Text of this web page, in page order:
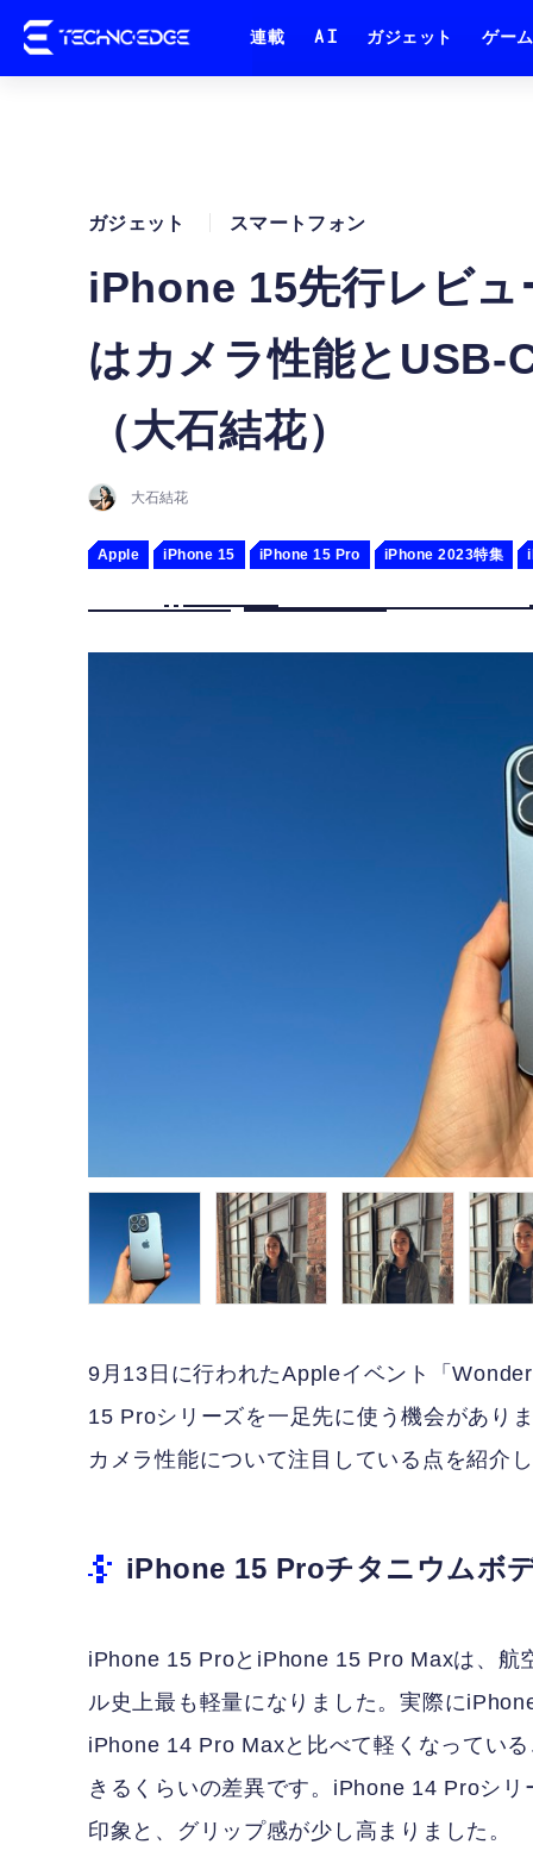
連載 AI ガジェット ゲーム
iPhone 15先行レビ
はカメラ性能とUSB-
（大石結花）
ガジェット スマートフォン
大石結花
Apple iPhone 15 iPhone 15 Pro iPhone 2023特集
9月13日に行われたAppleイベント「
15 Proシリーズを一足先に使う機会があり
カメラ性能について注目している点を紹介
iPhone 15 Proチタニウムボ
iPhone 15 ProとiPhone 15 Pro Maxは、航
ル史上最も軽量になりました。実際に
iPhone 14 Pro Maxと比べて軽くなってい
きるくらいの差異です。iPhone 14 Proシ
印象と、グリップ感が少し高まりました。